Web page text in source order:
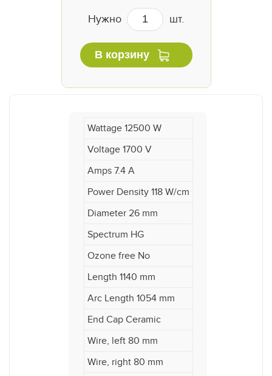
Нужно шт.
В корзину
Wattage 12500 W
Voltage 1700 V
Amps 7.4 A
Power Density 118 W/cm
Diameter 26 mm
Spectrum HG
Ozone free No
Length 1140 mm
Arc Length 1054 mm
End Cap Ceramic
Wire, left 80 mm
Wire, right 80 mm